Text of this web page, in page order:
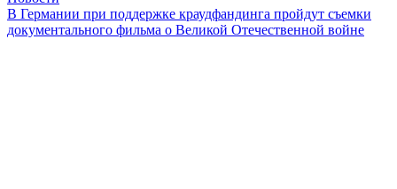
В Германии при поддержке краудфандинга пройдут съемки
документального фильма о Великой Отечественной войне